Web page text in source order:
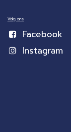
Volg ons
Facebook
Instagram